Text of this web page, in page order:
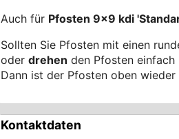
Auch für Pfosten 9x9 kdi
Sollten Sie Pfosten mit einen
oder drehen den Pfosten einfach
Dann ist der Pfosten oben
Kontaktdaten